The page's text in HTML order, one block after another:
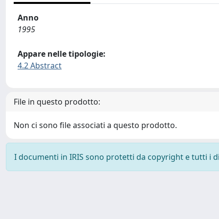
Anno
1995
Appare nelle tipologie:
4.2 Abstract
File in questo prodotto:
Non ci sono file associati a questo prodotto.
I documenti in IRIS sono protetti da copyright e tutti i